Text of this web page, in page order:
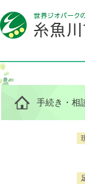
ー
ジ
先
頭
。
ニ
ュ
を
飛
て
手続き ・相